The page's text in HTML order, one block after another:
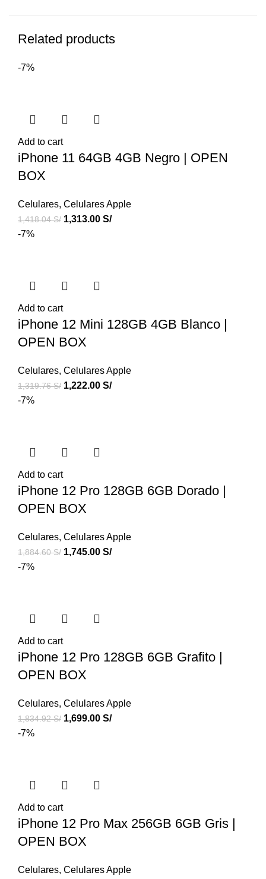
Related products
-7%
Add to cart
iPhone 11 64GB 4GB Negro | OPEN
BOX
Celulares, Celulares Apple
1,418.04S/ 1,313.00 S/
-7%
Add to cart
iPhone 12 Mini 128GB 4GB Blanco |
OPEN BOX
Celulares, Celulares Apple
1,319.76S/ 1,222.00 S/
-7%
Add to cart
iPhone 12 Pro 128GB 6GB Dorado |
OPEN BOX
Celulares, Celulares Apple
1,884.60S/ 1,745.00 S/
-7%
Add to cart
iPhone 12 Pro 128GB 6GB Grafito |
OPEN BOX
Celulares, Celulares Apple
1,834.92S/ 1,699.00 S/
-7%
Add to cart
iPhone 12 Pro Max 256GB 6GB Gris |
OPEN BOX
Celulares, Celulares Apple